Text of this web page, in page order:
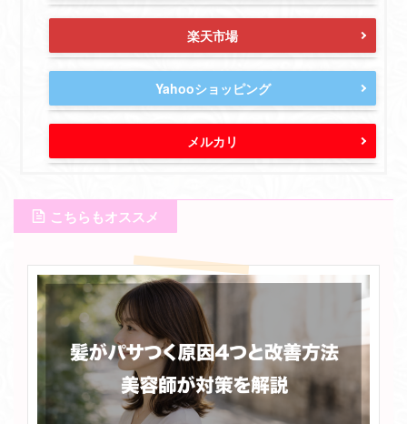
楽天市場
Yahooショッピング
メルカリ
こちらもオススメ